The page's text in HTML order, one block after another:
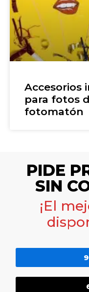
Accesorios
para fotos
fotomatón
PIDE
SIN
¡El